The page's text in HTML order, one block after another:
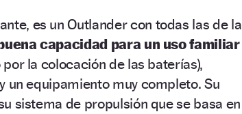
es un Outlander con todas las de la
capacidad para un uso familiar
la colocación de las baterías),
un equipamiento muy completo. Su
sistema de propulsión que se basa en